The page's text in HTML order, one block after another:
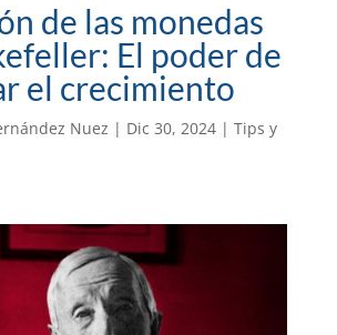
de las monedas
El poder de
el crecimiento
Nuez | Dic 30, 2024| Tips y